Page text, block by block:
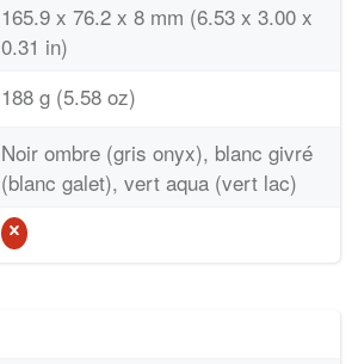
165.9 x 76.2 x 8 mm (6.53 x 3.00 x
0.31 in)
188 g (5.58 oz)
Noir ombre (gris onyx), blanc givré
(blanc galet), vert aqua (vert lac)